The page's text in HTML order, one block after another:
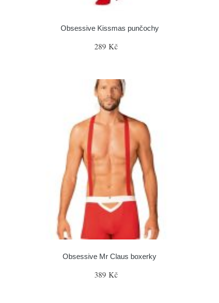
Obsessive Kissmas punčochy
289 Kč
Obsessive Mr Claus boxerky
389 Kč